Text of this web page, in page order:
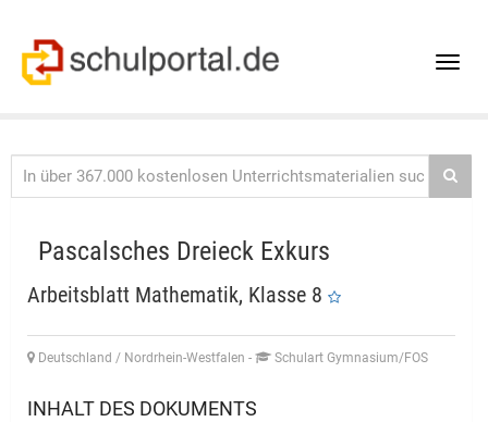
Toggle
Pascalsches Dreieck Exkurs
Arbeitsblatt Mathematik, Klasse 8
Deutschland / Nordrhein-Westfalen - Schulart Gymnasium/FOS
INHALT DES DOKUMENTS